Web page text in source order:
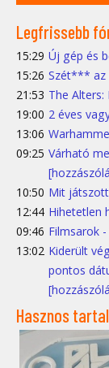
Legfrissebb
15:29 Új gép és
15:26 Szét*** az
21:53 The
19:00 2 éves
13:06
09:25 Várható
10:50 Mit
12:44 Hihetetlen
09:46 Filmsarok
13:02 Kiderült
pontos
Hasznos